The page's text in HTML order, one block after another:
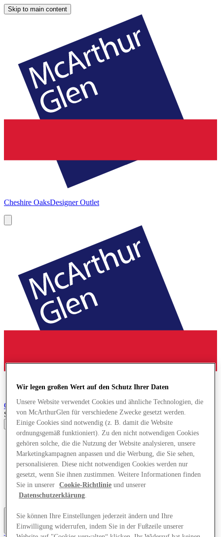
Skip to main content
Cheshire OaksDesigner Outlet
Cheshire OaksDesigner Outlet
Search input
Geschäfte
Angebote
Planen Sie Ihren Besuch
Was läuft
Essen & Trinken
Geschenkkarten
Dienstleistungen
Mehr
Wir legen großen Wert auf den Schutz Ihrer Daten
Unsere Website verwendet Cookies und ähnliche Technologien, die
von McArthurGlen für verschiedene Zwecke gesetzt werden.
Einige Cookies sind notwendig (z. B. damit die Website
ordnungsgemäß funktioniert). Zu den nicht notwendigen Cookies
gehören solche, die die Nutzung der Website analysieren, unsere
Marketingkampagnen anpassen und die Werbung, die Sie sehen,
personalisieren. Diese nicht notwendigen Cookies werden nur
gesetzt, wenn Sie ihnen zustimmen. Weitere Informationen finden
Sie in unserer
Cookie-Richtlinie und unserer
Datenschutzerklärung.
Sie können Ihre Einstellungen jederzeit ändern und Ihre
Einwilligung widerrufen, indem Sie in der Fußzeile unserer